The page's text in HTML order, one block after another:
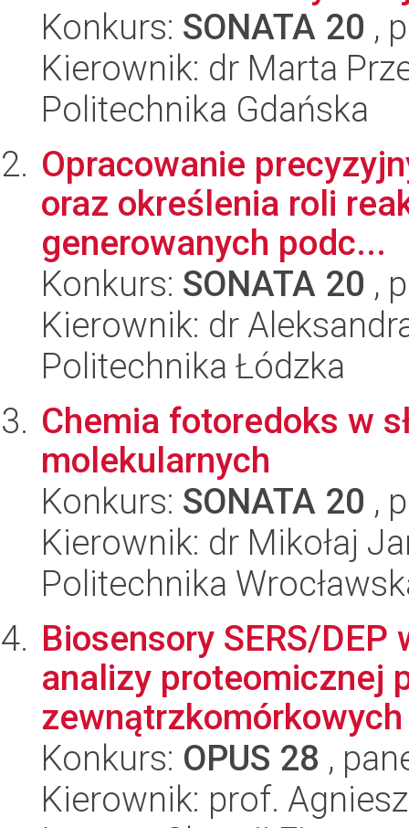
Konkurs: SONATA 20 ,
Kierownik: dr Marta
Politechnika Gdańska
Opracowanie
oraz określenia roli
generowanych podc...
Konkurs: SONATA 20 ,
Kierownik: dr
Politechnika Łódzka
Chemia fotoredoks w
molekularnych
Konkurs: SONATA 20 ,
Kierownik: dr Mikołaj
Politechnika
Biosensory SERS/
analizy proteomicznej
Konkurs: OPUS 28 ,
Kierownik: prof.